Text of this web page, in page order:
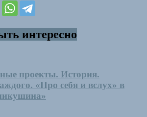
интересно
проекты. История.
«Про себя и вслух» в